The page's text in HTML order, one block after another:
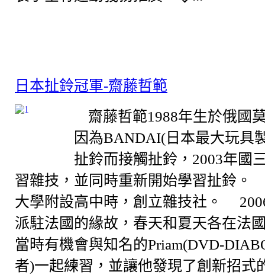
日本扯鈴冠軍-齋藤哲範
齋藤哲範1988年生於俄國
因為BANDAI(日本最大玩具
扯鈴而接觸扯鈴，2003年國
習雜技，並同時重新開始學習扯鈴。
大學附設高中時，創立雜技社。
派駐法國的緣故，春天和夏天各在法
當時有機會與知名的Priam(DVD-
者)一起練習，並讓他發現了創新招式